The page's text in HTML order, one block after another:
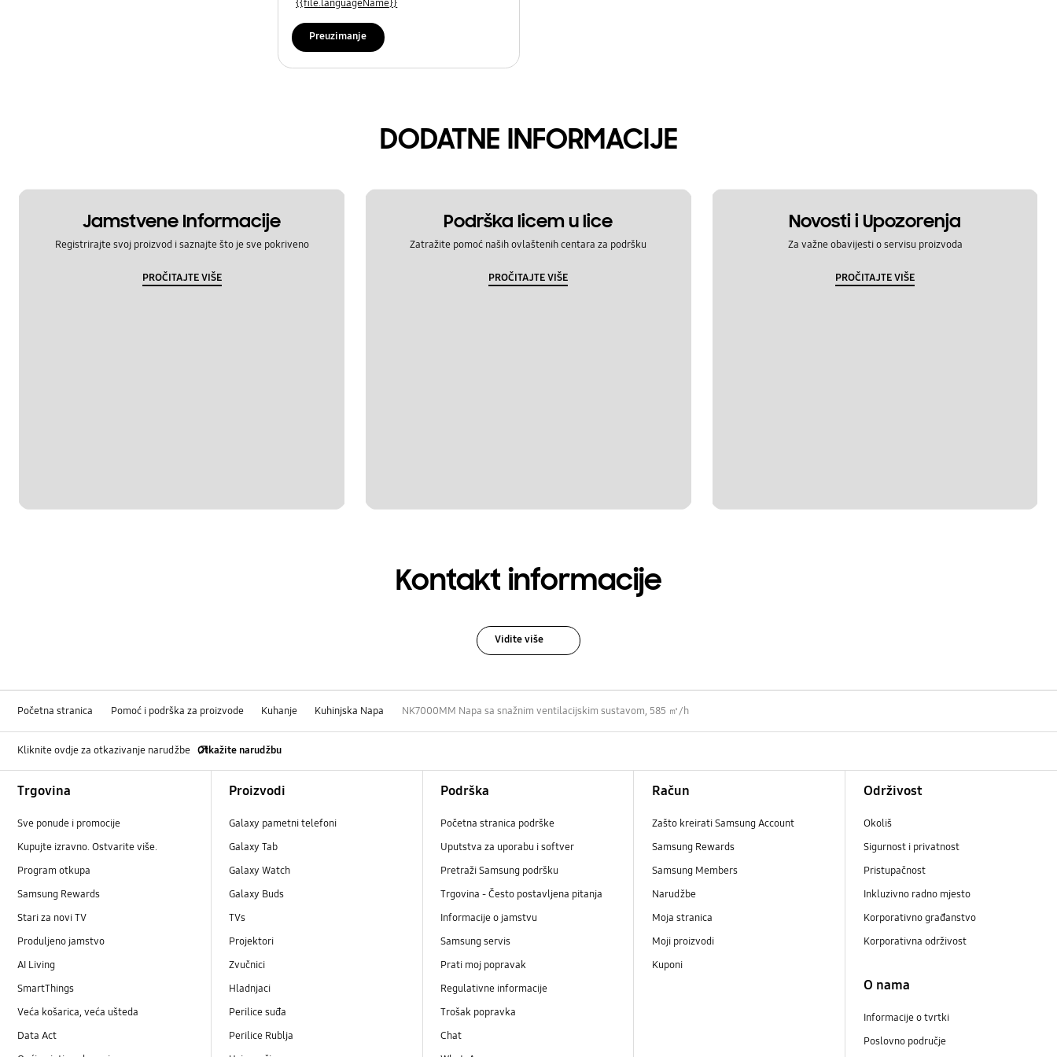
{{file.languageName}}
Preuzimanje
DODATNE INFORMACIJE
Jamstvene Informacije
Registrirajte svoj proizvod i saznajte što je sve pokriveno
PROČITAJTE VIŠE
Podrška licem u lice
Zatražite pomoć naših ovlaštenih centara za podršku
PROČITAJTE VIŠE
Novosti i Upozorenja
Za važne obavijesti o servisu proizvoda
PROČITAJTE VIŠE
Kontakt informacije
Vidite više
Početna stranica Pomoć i podrška za proizvode Kuhanje Kuhinjska Napa NK7000MM Napa sa snažnim ventilacijskim sustavom, 585 ㎥/h
Kliknite ovdje za otkazivanje narudžbe Otkažite narudžbu
Trgovina
Sve ponude i promocije
Kupujte izravno. Ostvarite više.
Program otkupa
Samsung Rewards
Stari za novi TV
Produljeno jamstvo
AI Living
SmartThings
Veća košarica, veća ušteda
Data Act
Proizvodi
Galaxy pametni telefoni
Galaxy Tab
Galaxy Watch
Galaxy Buds
TVs
Projektori
Zvučnici
Hladnjaci
Perilice suđa
Perilice Rublja
Podrška
Početna stranica podrške
Uputstva za uporabu i softver
Pretraži Samsung podršku
Trgovina - Često postavljena pitanja
Informacije o jamstvu
Samsung servis
Prati moj popravak
Regulativne informacije
Trošak popravka
Chat
Račun
Zašto kreirati Samsung Account
Samsung Rewards
Samsung Members
Narudžbe
Moja stranica
Moji proizvodi
Kuponi
Održivost
Okoliš
Sigurnost i privatnost
Pristupačnost
Inkluzivno radno mjesto
Korporativno građanstvo
Korporativna održivost
O nama
Informacije o tvrtki
Poslovno područje